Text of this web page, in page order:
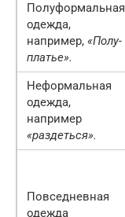
Полуформальная
одежда,
например, «Полу-
платье».
Неформальная
одежда,
например
«раздеться».
Повседневная
одежда